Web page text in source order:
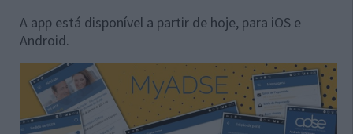
A app está disponível a partir de hoje, para iOS e
Android.